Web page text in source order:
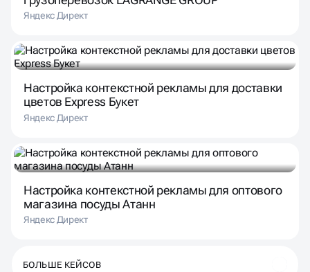
Яндекс Директ
Настройка контекстной рекламы для доставки
цветов Express Букет
Яндекс Директ
Настройка контекстной рекламы для оптового
магазина посуды Атанн
Яндекс Директ
БОЛЬШЕ КЕЙСОВ